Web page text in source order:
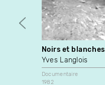
Noirs et blanches
Yves Langlois
Documentaire
1982